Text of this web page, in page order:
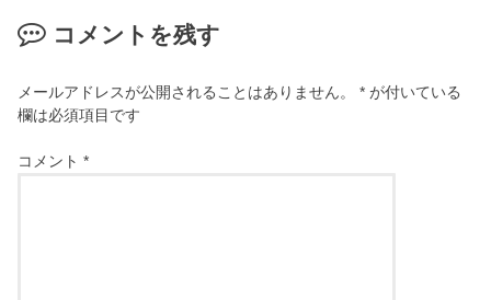
コメントを残す
メールアドレスが公開されることはありません。 * が付いている
欄は必須項目です
コメント*